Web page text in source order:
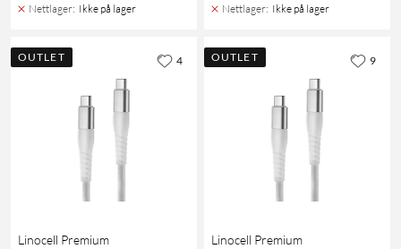
Nettlager: Ikke på lager Nettlager: Ikke på lager
OUTLET
Linocell Premium
4 OUTLET
Linocell Premium
9